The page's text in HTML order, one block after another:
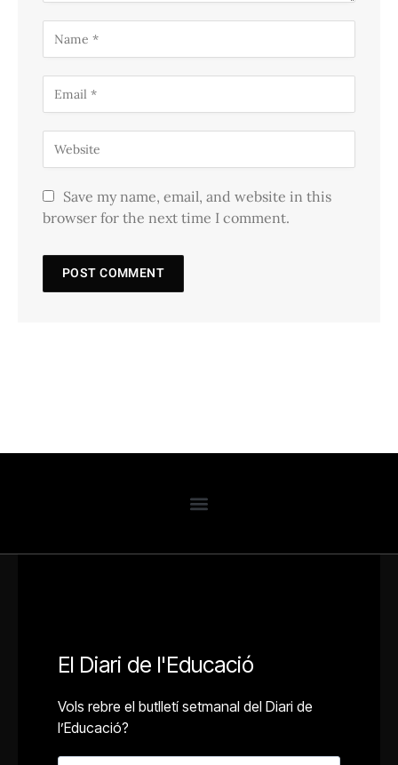
Save my name, email, and website in this
browser for the next time I comment.